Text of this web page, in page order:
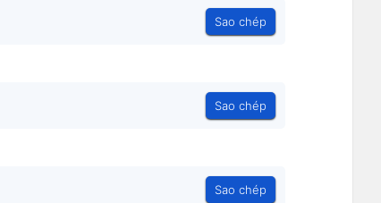
Sao chép
Sao chép
Sao chép